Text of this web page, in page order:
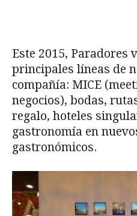
Este 2015, Paradores
principales líneas de
compañía: MICE
negocios), bodas,
regalo, hoteles
gastronomía en
gastronómicos.